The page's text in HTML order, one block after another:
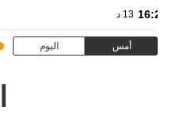
16:20 13 د
أمس اليوم